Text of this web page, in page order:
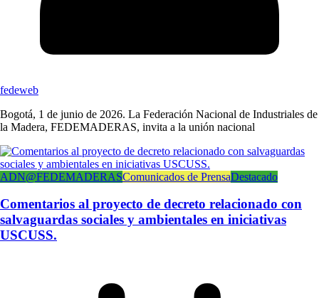
fedeweb
Bogotá, 1 de junio de 2026. La Federación Nacional de Industriales de
la Madera, FEDEMADERAS, invita a la unión nacional
ADN@FEDEMADERASComunicados de PrensaDestacado
Comentarios al proyecto de decreto relacionado con
salvaguardas sociales y ambientales en iniciativas
USCUSS.